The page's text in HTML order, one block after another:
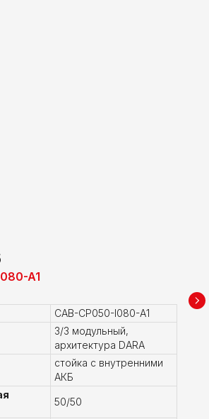
A1
CAB-CP050-I080-A1
3/3 модульный,
архитектура DARA
стойка с внутренними
АКБ
50/50